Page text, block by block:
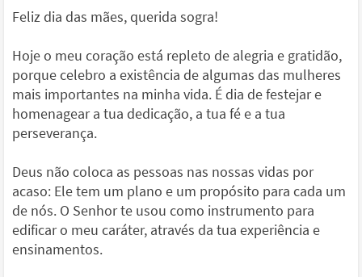
Feliz dia das mães, querida sogra!
Hoje o meu coração está repleto de alegria e gratidão,
porque celebro a existência de algumas das mulheres
mais importantes na minha vida. É dia de festejar e
homenagear a tua dedicação, a tua fé e a tua
perseverança.
Deus não coloca as pessoas nas nossas vidas por
acaso: Ele tem um plano e um propósito para cada um
de nós. O Senhor te usou como instrumento para
edificar o meu caráter, através da tua experiência e
ensinamentos.